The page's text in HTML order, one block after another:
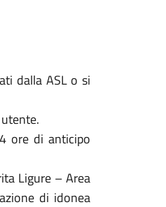
dalla ASL o si
ore di anticipo
Ligure – Area
di idonea